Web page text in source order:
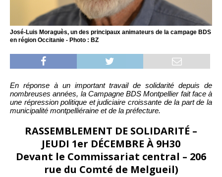
José-Luis Moraguès, un des principaux animateurs de la campage BDS
en région Occitanie - Photo : BZ
En réponse à un important travail de solidarité depuis de
nombreuses années, la Campagne BDS Montpellier fait face à
une répression politique et judiciaire croissante de la part de la
municipalité montpelliéraine et de la préfecture.
RASSEMBLEMENT DE SOLIDARITÉ –
JEUDI 1er DÉCEMBRE À 9H30
Devant le Commissariat central – 206
rue du Comté de Melgueil)